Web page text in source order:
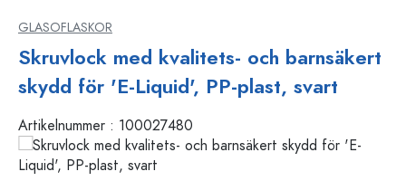
GLASOFLASKOR
Skruvlock med kvalitets- och barnsäkert
skydd för 'E-Liquid', PP-plast, svart
Artikelnummer : 100027480